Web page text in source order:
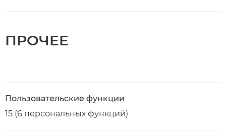
ПРОЧЕЕ
Пользовательские функции
15 (6 персональных функций)